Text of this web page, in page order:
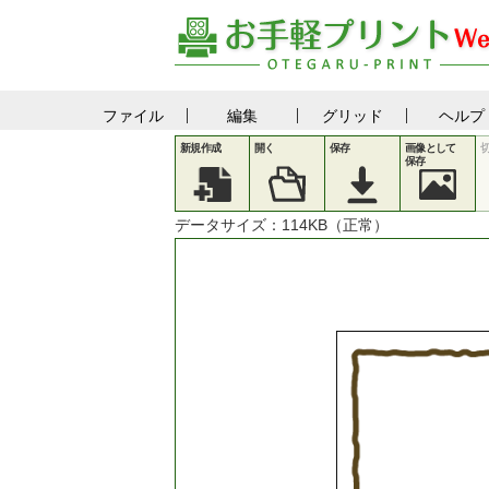
ファイル 編集 グリッド ヘルプ
新規作成 開く 保存
画像として
保存
データサイズ： 114KB（正常）